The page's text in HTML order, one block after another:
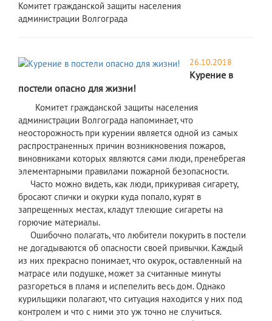
Комитет гражданской защиты населения
администрации Волгограда
26.10.2018
Курение в
постели опасно для жизни!
Комитет гражданской защиты населения
администрации Волгограда напоминает, что
неосторожность при курении является одной из самых
распространенных причин возникновения пожаров,
виновниками которых являются сами люди, пренебрегая
элементарными правилами пожарной безопасности.
Часто можно видеть, как люди, прикуривая сигарету,
бросают спички и окурки куда попало, курят в
запрещенных местах, кладут тлеющие сигареты на
горючие материалы.
Ошибочно полагать, что любители покурить в постели
не догадываются об опасности своей привычки. Каждый
из них прекрасно понимает, что окурок, оставленный на
матрасе или подушке, может за считанные минуты
разгореться в пламя и испепелить весь дом. Однако
курильщики полагают, что ситуация находится у них под
контролем и что с ними это уж точно не случиться.